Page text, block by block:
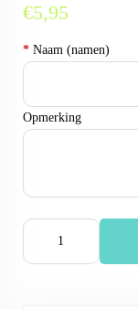
€5,95
* Naam (namen)
Opmerking